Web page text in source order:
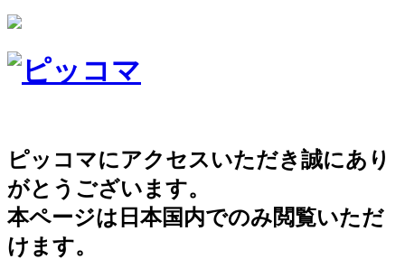
ピッコマにアクセスいただき誠にあり
がとうございます。
本ページは日本国内でのみ閲覧いただ
けます。